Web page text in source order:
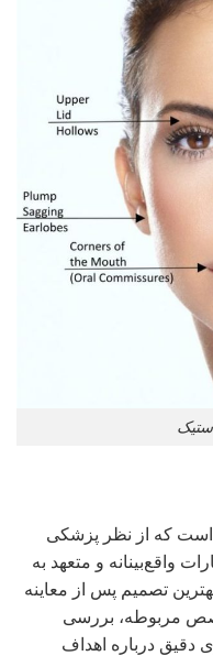
است که از نظر پزشکی
واقع‌بینانه و متعهد به
تصمیم پس از معاینه
مربوطه، بررسی
درباره اهداف